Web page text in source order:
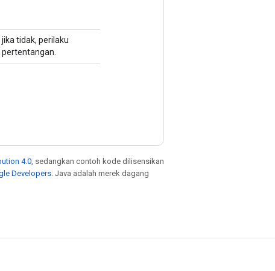
tidak, perilaku
4.0 , sedangkan contoh kode dilisensikan
Developers . Java adalah merek dagang